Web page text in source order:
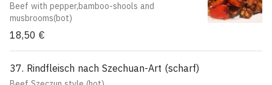
Beef with pepper,bamboo-shools and
musbrooms(bot)
18,50 €
37. Rindfleisch nach Szechuan-Art (scharf)